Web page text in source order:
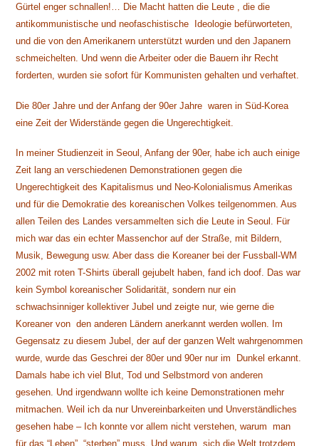
Gürtel enger schnallen!… Die Macht hatten die Leute , die die
antikommunistische und neofaschistische Ideologie befürworteten,
und die von den Amerikanern unterstützt wurden und den Japanern
schmeichelten. Und wenn die Arbeiter oder die Bauern ihr Recht
forderten, wurden sie sofort für Kommunisten gehalten und verhaftet.
Die 80er Jahre und der Anfang der 90er Jahre waren in Süd-Korea
eine Zeit der Widerstände gegen die Ungerechtigkeit.
In meiner Studienzeit in Seoul, Anfang der 90er, habe ich auch einige
Zeit lang an verschiedenen Demonstrationen gegen die
Ungerechtigkeit des Kapitalismus und Neo-Kolonialismus Amerikas
und für die Demokratie des koreanischen Volkes teilgenommen. Aus
allen Teilen des Landes versammelten sich die Leute in Seoul. Für
mich war das ein echter Massenchor auf der Straße, mit Bildern,
Musik, Bewegung usw. Aber dass die Koreaner bei der Fussball-WM
2002 mit roten T-Shirts überall gejubelt haben, fand ich doof. Das war
kein Symbol koreanischer Solidarität, sondern nur ein
schwachsinniger kollektiver Jubel und zeigte nur, wie gerne die
Koreaner von den anderen Ländern anerkannt werden wollen. Im
Gegensatz zu diesem Jubel, der auf der ganzen Welt wahrgenommen
wurde, wurde das Geschrei der 80er und 90er nur im Dunkel erkannt.
Damals habe ich viel Blut, Tod und Selbstmord von anderen
gesehen. Und irgendwann wollte ich keine Demonstrationen mehr
mitmachen. Weil ich da nur Unvereinbarkeiten und Unverständliches
gesehen habe – Ich konnte vor allem nicht verstehen, warum man
für das “Leben” “sterben” muss. Und warum sich die Welt trotzdem